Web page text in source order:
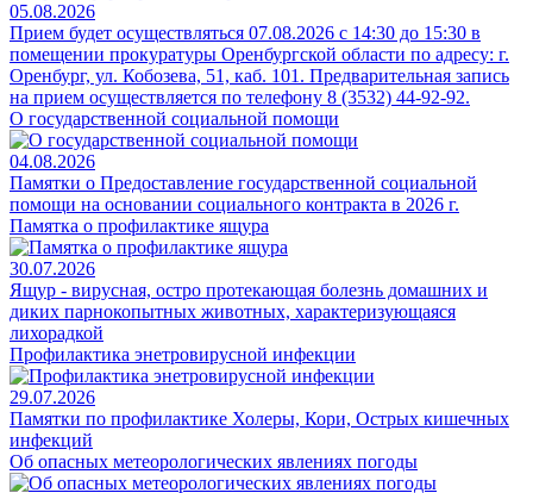
05.08.2026
Прием будет осуществляться 07.08.2026 с 14:30 до 15:30 в
помещении прокуратуры Оренбургской области по адресу: г.
Оренбург, ул. Кобозева, 51, каб. 101. Предварительная запись
на прием осуществляется по телефону 8 (3532) 44-92-92.
О государственной социальной помощи
04.08.2026
Памятки о Предоставление государственной социальной
помощи на основании социального контракта в 2026 г.
Памятка о профилактике ящура
30.07.2026
Ящур - вирусная, остро протекающая болезнь домашних и
диких парнокопытных животных, характеризующаяся
лихорадкой
Профилактика энетровирусной инфекции
29.07.2026
Памятки по профилактике Холеры, Кори, Острых кишечных
инфекций
Об опасных метеорологических явлениях погоды